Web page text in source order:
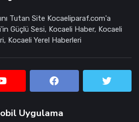
Tutan Site Kocaeliparaf.com'a
Güçlü Sesi, Kocaeli Haber, Kocaeli
Kocaeli Yerel Haberleri
Uygulama